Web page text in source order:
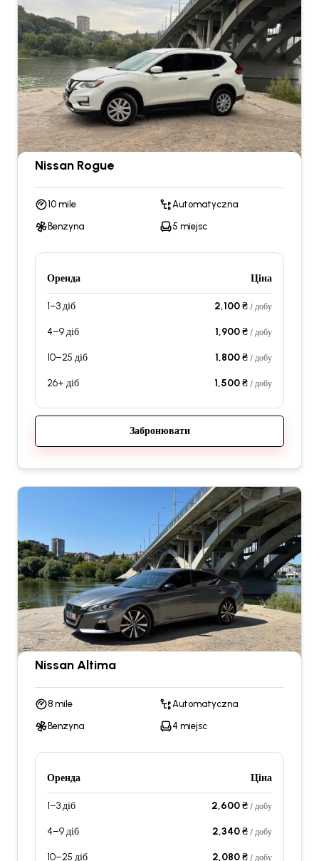
Nissan Rogue
10 mile Automatyczna
Benzyna 5 miejsc
Оренда Ціна
1–3 діб 2,100 ₴ / добу
4–9 діб 1,900 ₴ / добу
10–25 діб 1,800 ₴ / добу
26+ діб 1,500 ₴ / добу
Забронювати
Nissan Altima
8 mile Automatyczna
Benzyna 4 miejsc
Оренда Ціна
1–3 діб 2,600 ₴ / добу
4–9 діб 2,340 ₴ / добу
10–25 діб 2,080 ₴ / добу